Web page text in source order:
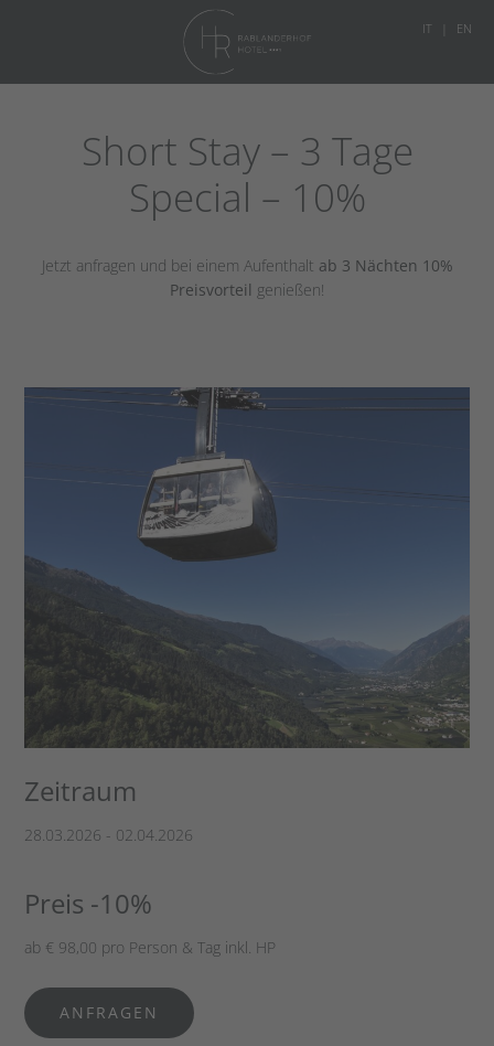
IT EN
Short Stay – 3 Tage
Special – 10%
Jetzt anfragen und bei einem Aufenthalt ab 3 Nächten 10%
Preisvorteil genießen!
Zeitraum
28.03.2026 - 02.04.2026
Preis -10%
ab € 98,00 pro Person & Tag inkl. HP
ANFRAGEN